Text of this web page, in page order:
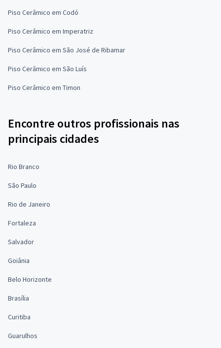
Piso Cerâmico em Codó
Piso Cerâmico em Imperatriz
Piso Cerâmico em São José de Ribamar
Piso Cerâmico em São Luís
Piso Cerâmico em Timon
Encontre outros profissionais nas
principais cidades
Rio Branco
São Paulo
Rio de Janeiro
Fortaleza
Salvador
Goiânia
Belo Horizonte
Brasília
Curitiba
Guarulhos